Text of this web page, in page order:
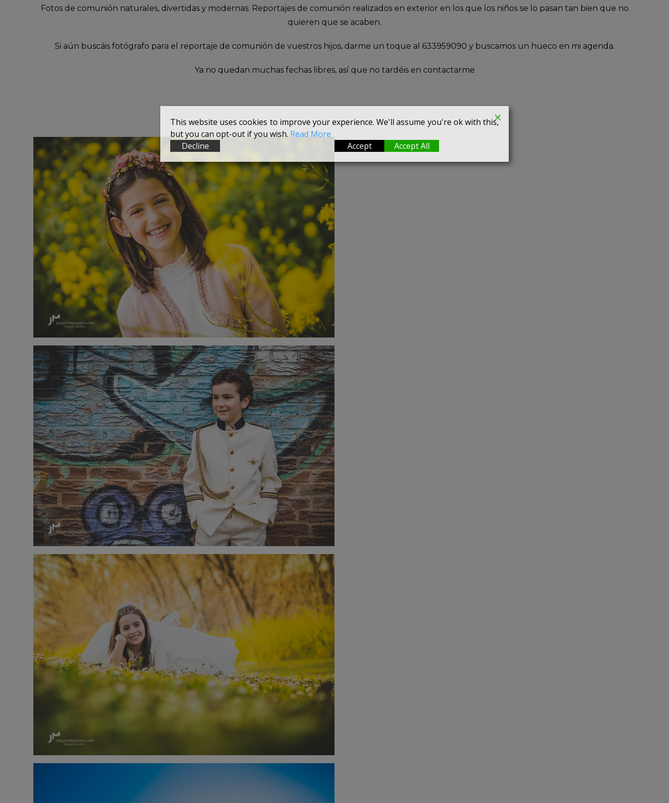
Fotos de comunión naturales, divertidas y modernas. Reportajes de comunión realizados en exterior en los que los niños se lo pasan tan bien que no
quieren que se acaben.
Si aún buscáis fotógrafo para el reportaje de comunión de vuestros hijos, darme un toque al 633959090 y buscamos un hueco en mi agenda.
Ya no quedan muchas fechas libres, así que no tardéis en contactarme
This website uses cookies to improve your experience. We'll assume you're ok with this,
but you can opt-out if you wish. Read More
Decline
Accept Accept All